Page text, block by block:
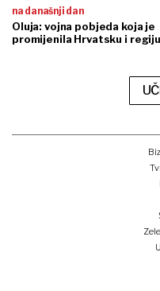
na današnji dan
Oluja: vojna pobjeda koja je
promijenila Hrvatsku i regiju